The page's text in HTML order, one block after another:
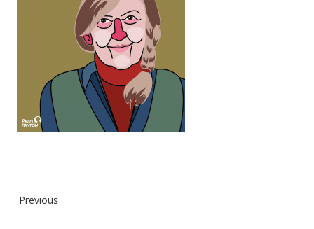
Previous